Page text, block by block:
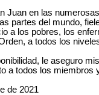
Juan en las
partes del mundo,
a los pobres, los
a todos los
le aseguro
a todos los miembros
de 2021